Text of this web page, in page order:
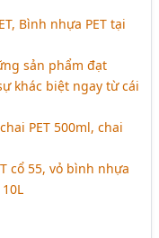
Bình nhựa PET tại
sản phẩm đạt
khác biệt ngay từ cái
PET 500ml, chai
cổ 55, vỏ bình nhựa